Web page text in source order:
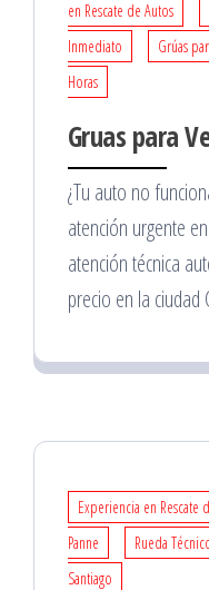
en Rescate de Autos
Inmediato
Grúas
Horas
Gruas para
¿Tu auto no
atención urgente
atención técnica
precio en la
Experiencia en Rescate
Panne
Rueda
Santiago